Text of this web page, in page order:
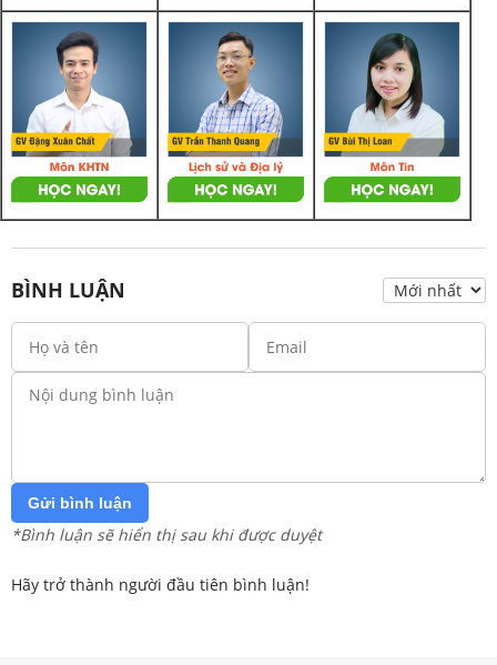
BÌNH LUẬN
Gửi bình luận
*Bình luận sẽ hiển thị sau khi được duyệt
Hãy trở thành người đầu tiên bình luận!